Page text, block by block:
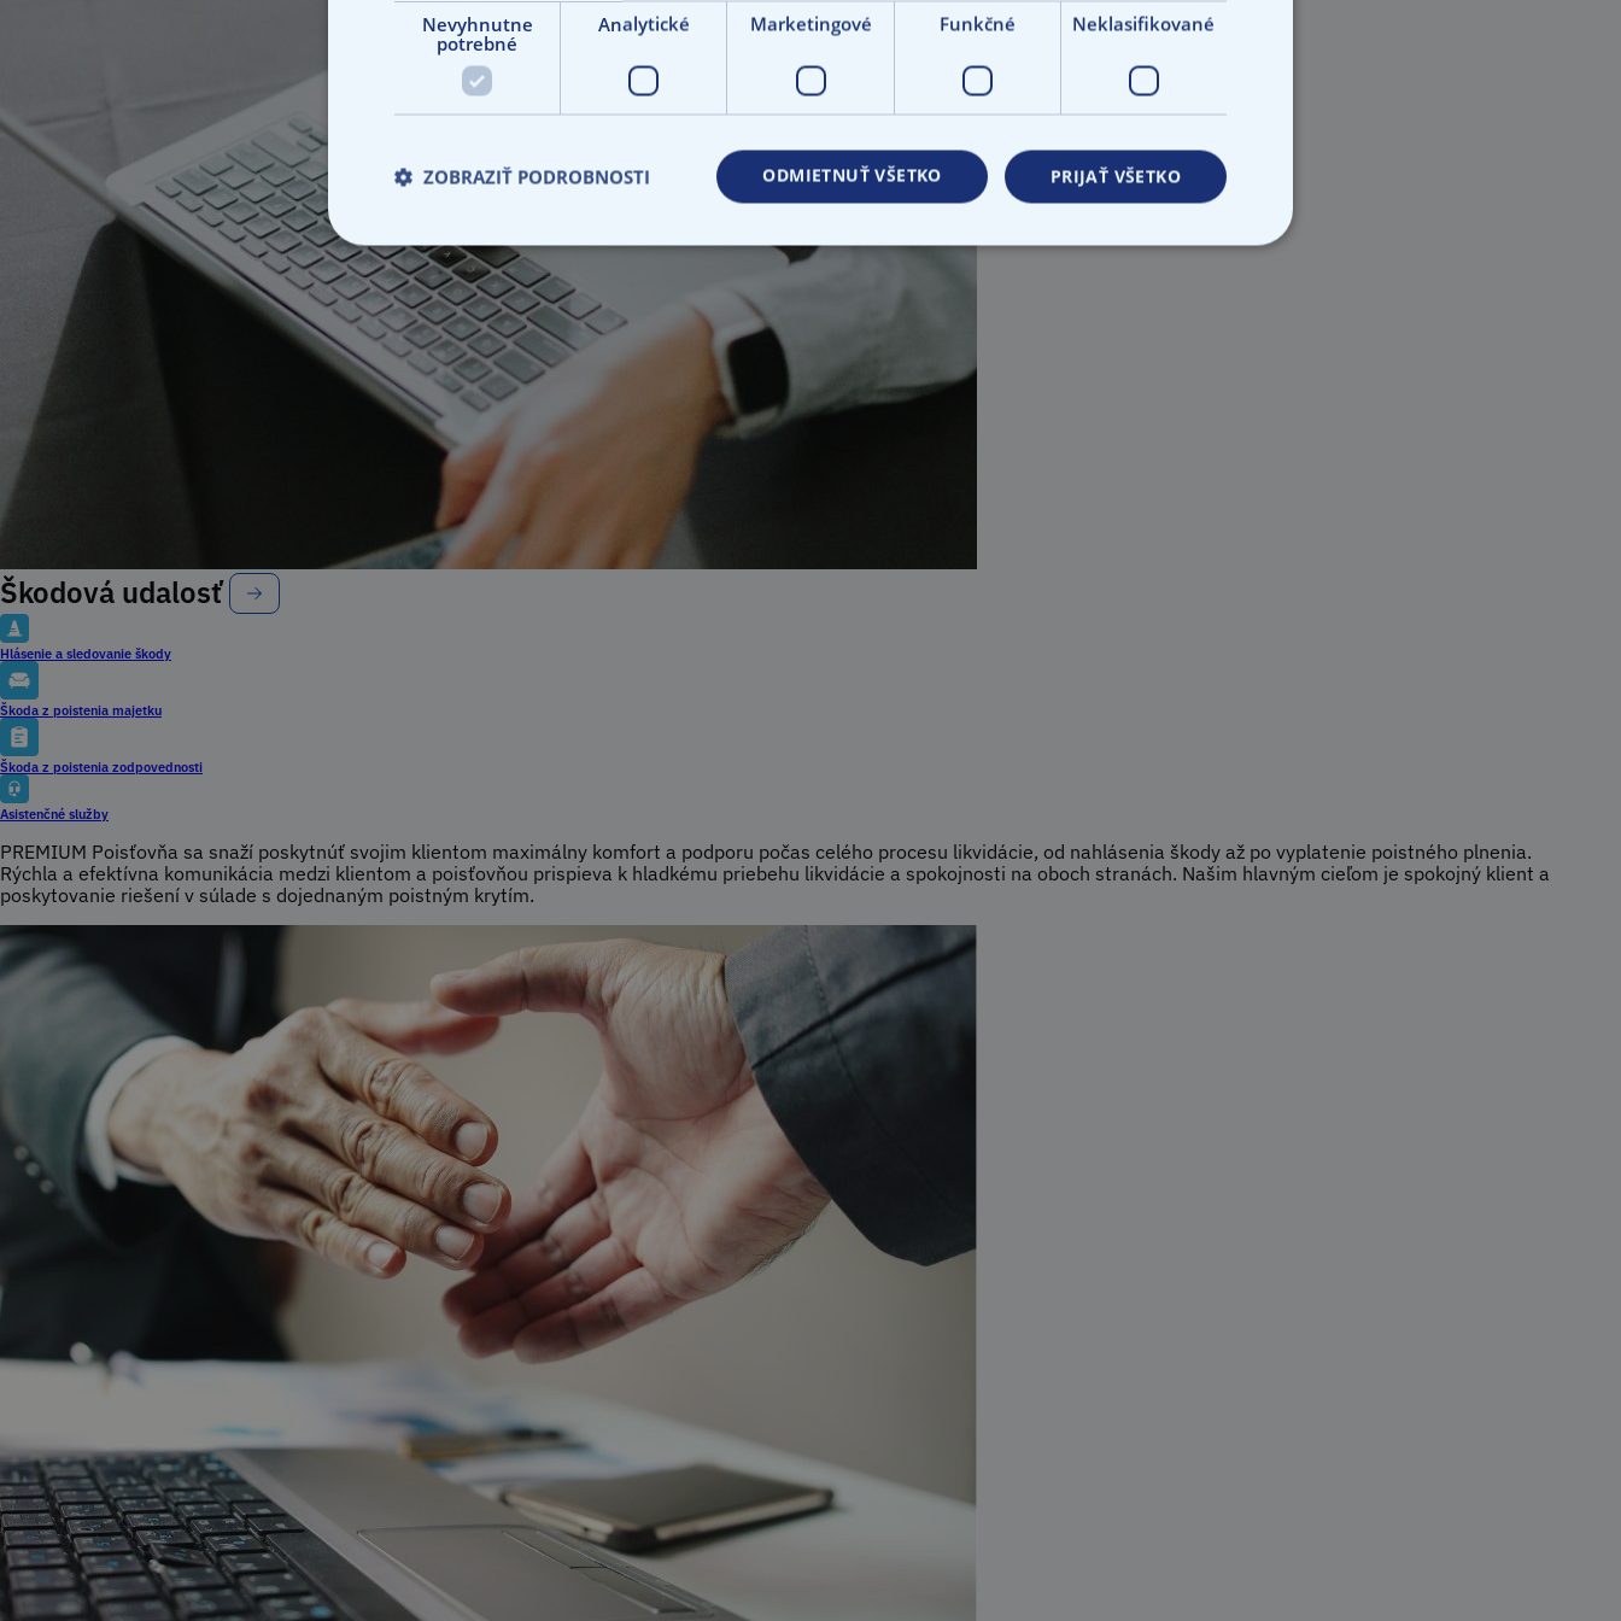
Škodová udalosť
Hlásenie a sledovanie škody
Škoda z poistenia majetku
Škoda z poistenia zodpovednosti
Asistenčné služby
PREMIUM Poisťovňa sa snaží poskytnúť svojim klientom maximálny komfort a podporu počas celého procesu likvidácie, od nahlásenia škody až po vyplatenie poistného plnenia.
Rýchla a efektívna komunikácia medzi klientom a poisťovňou prispieva k hladkému priebehu likvidácie a spokojnosti na oboch stranách. Našim hlavným cieľom je spokojný klient a
poskytovanie riešení v súlade s dojednaným poistným krytím.
Nevyhnutne
potrebné
Analytické Marketingové Funkčné Neklasifikované
PRIJAŤ VŠETKO
ODMIETNUŤ VŠETKO
ZOBRAZIŤ PODROBNOSTI